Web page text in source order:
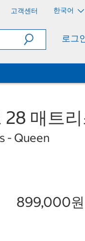
고객센터 한국어
로그
매트
- Queen
899,000원